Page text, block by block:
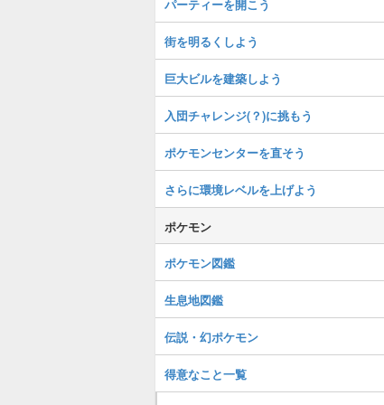
パーティーを開こう
街を明るくしよう
巨大ビルを建築しよう
入団チャレンジ(？)に挑もう
ポケモンセンターを直そう
さらに環境レベルを上げよう
ポケモン
ポケモン図鑑
生息地図鑑
伝説・幻ポケモン
得意なこと一覧